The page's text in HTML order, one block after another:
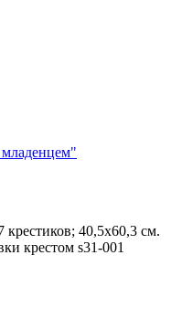
40,5х60,3 см.
крестом s31-001